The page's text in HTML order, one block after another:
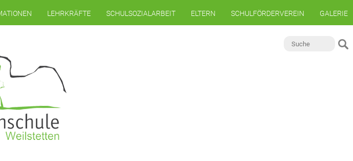
LEHRKRÄFTE SCHULSOZIALARBEIT ELTERN SCHULFÖRDERVEREIN GALERIE